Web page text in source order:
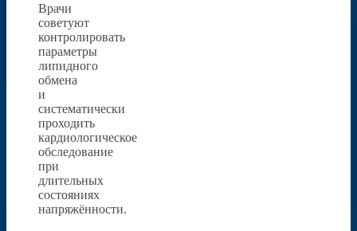
Врачи
советуют
контролировать
параметры
липидного
обмена
и
систематически
проходить
кардиологическое
обследование
при
длительных
состояниях
напряжённости.